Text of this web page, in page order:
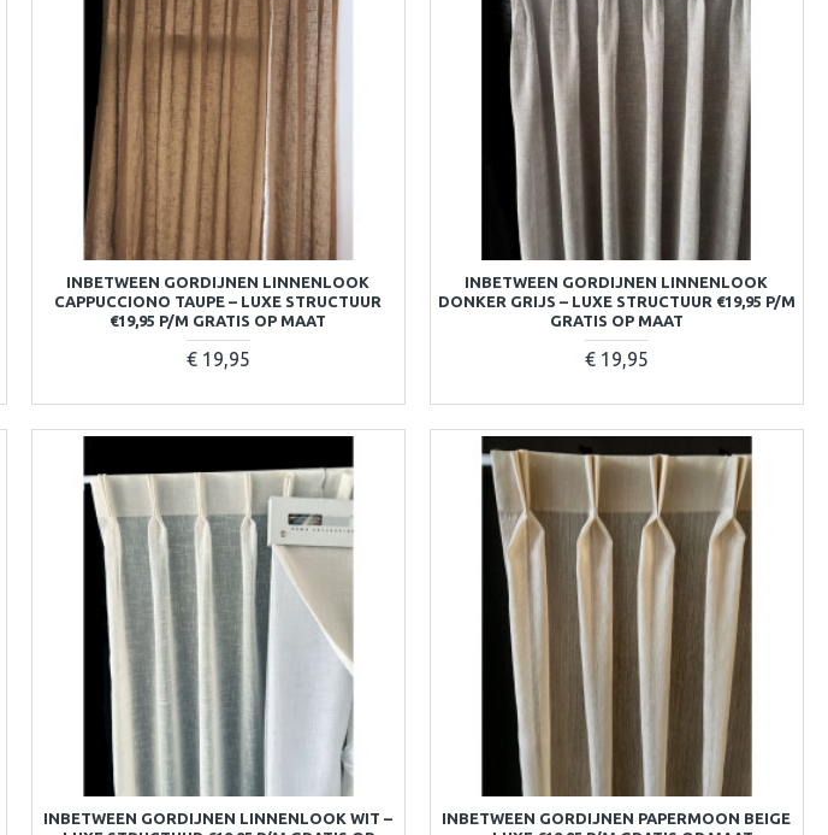
INBETWEEN GORDIJNEN LINNENLOOK
CAPPUCCIONO TAUPE – LUXE STRUCTUUR
€19,95 P/M GRATIS OP MAAT
€ 19,95
INBETWEEN GORDIJNEN LINNENLOOK
DONKER GRIJS – LUXE STRUCTUUR €19,95 P/M
GRATIS OP MAAT
€ 19,95
INBETWEEN GORDIJNEN LINNENLOOK WIT –
INBETWEEN GORDIJNEN PAPERMOON BEIGE